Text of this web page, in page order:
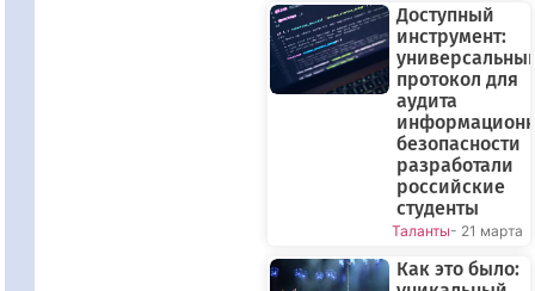
Доступный
инструмент:
протокол для
аудита
безопасности
разработали
российские
студенты
Таланты- 21 марта
Как это было: